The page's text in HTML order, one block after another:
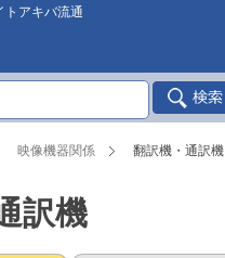
トアキバ流通
映像機器関係 翻訳機・通訳機
訳機